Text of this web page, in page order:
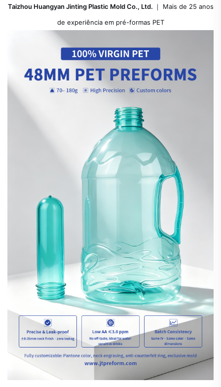
Taizhou Huangyan Jinting Plastic Mold Co., Ltd.
｜ Mais de 25 anos
de experiência em pré-formas PET